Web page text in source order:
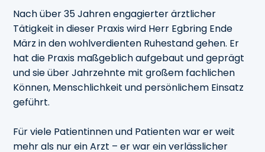
Nach über 35 Jahren engagierter ärztlicher
Tätigkeit in dieser Praxis wird Herr Egbring Ende
März in den wohlverdienten Ruhestand gehen. Er
hat die Praxis maßgeblich aufgebaut und geprägt
und sie über Jahrzehnte mit großem fachlichen
Können, Menschlichkeit und persönlichem Einsatz
geführt.
Für viele Patientinnen und Patienten war er weit
mehr als nur ein Arzt – er war ein verlässlicher